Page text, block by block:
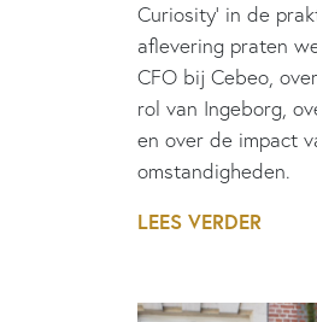
Curiosity’ in de
aflevering praten
CFO bij Cebeo,
rol van Ingeborg,
en over de impact
omstandigheden.
LEES VERDER